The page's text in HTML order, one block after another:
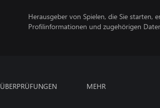
Herausgeber von Spielen, die Sie starten,
Profilinformationen und zugehörigen
ÜBERPRÜFUNGEN MEHR